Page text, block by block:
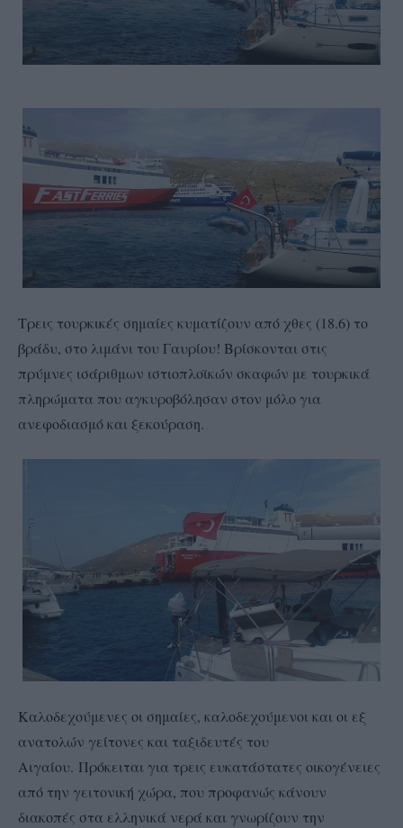
Τρεις τουρκικές σημαίες κυματίζουν από χθες (18.6) το
βράδυ, στο λιμάνι του Γαυρίου! Βρίσκονται στις
πρύμνες ισάριθμων ιστιοπλοϊκών σκαφών με τουρκικά
πληρώματα που αγκυροβόλησαν στον μόλο για
ανεφοδιασμό και ξεκούραση.
Καλοδεχούμενες οι σημαίες, καλοδεχούμενοι και οι εξ
ανατολών γείτονες και ταξιδευτές του
Αιγαίου. Πρόκειται για τρεις ευκατάστατες οικογένειες
από την γειτονική χώρα, που προφανώς κάνουν
διακοπές στα ελληνικά νερά και γνωρίζουν την